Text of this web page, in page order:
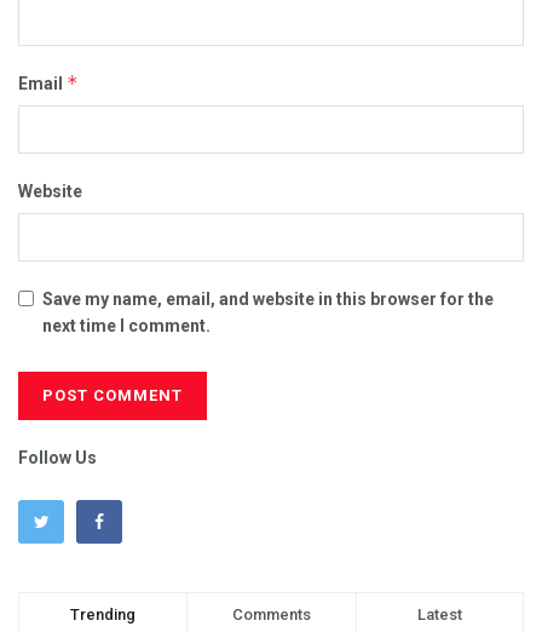
Email *
Website
Save my name, email, and website in this browser for the
next time I comment.
Follow Us
Trending Comments Latest